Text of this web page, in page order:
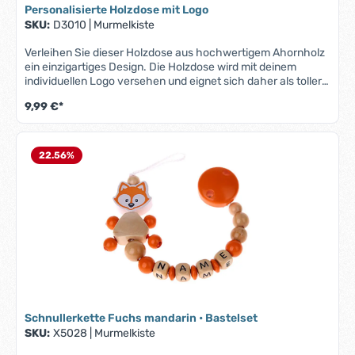
Personalisierte Holzdose mit Logo
SKU: D3010 Murmelkiste
Verleihen Sie dieser Holzdose aus hochwertigem Ahornholz
ein einzigartiges Design. Die Holzdose wird mit deinem
individuellen Logo versehen und eignet sich daher als toller
natürliche Optik durch hochwertiges AhornholzIndividuelles
Logo: Ihr persönliches Logo wird präzise auf die Oberfläche
personalisierte GeschenkeMaße: Durchmesser: 4cm und
Höhe: 4,6cmDein Logo kannst du uns per E-Mail an:
info@murmelkiste.de senden.
9,99 €*
22.56%
Schnullerkette Fuchs mandarin • Bastelset
SKU: X5028 Murmelkiste